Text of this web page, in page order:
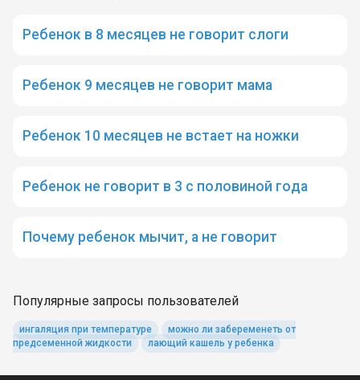
Ребенок в 8 месяцев не говорит слоги
Ребенок 9 месяцев не говорит мама
Ребенок 10 месяцев не встает на ножки
Ребенок не говорит в 3 с половиной года
Почему ребенок мычит, а не говорит
Популярные запросы пользователей
ингаляция при температуре
можно ли забеременеть от
предсеменной жидкости
лающий кашель у ребенка